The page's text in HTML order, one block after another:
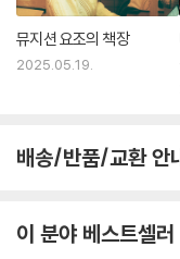
인식의 한 방법이라고 할
환상, 사실과 허구가 초현
를 말한다.
해당하는 마술적 리얼리
아메리카 작가들이 창안
상화하는 데에 성공하였다.
뮤지션 요조의 책장
2025.05.19.
배송/반품/교환 안
이 분야 베스트셀러